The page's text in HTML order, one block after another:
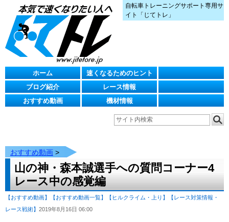
自転車トレーニングサポート専用サ
イト「じてトレ」
ホーム
速くなるためのヒント
ブログ紹介
レース情報
おすすめ動画
機材情報
おすすめ動画 >
山の神・森本誠選手への質問コーナー4
レース中の感覚編
【おすすめ動画】 【おすすめ動画一覧】 【ヒルクライム・上り】
【レース対策情報・
レース戦術】 2019年8月16日 06:00